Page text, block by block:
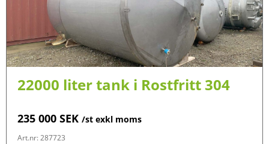
22000 liter tank i Rostfritt 304
235 000 SEK /st exkl moms
Art.nr: 287723